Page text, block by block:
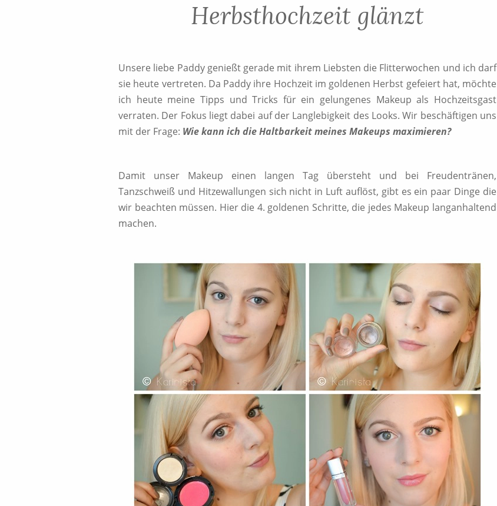
Herbsthochzeit glänzt
Unsere liebe Paddy genießt gerade mit ihrem Liebsten die Flitterwochen und ich darf
sie heute vertreten. Da Paddy ihre Hochzeit im goldenen Herbst gefeiert hat, möchte
ich heute meine Tipps und Tricks für ein gelungenes Makeup als Hochzeitsgast
verraten. Der Fokus liegt dabei auf der Langlebigkeit des Looks. Wir beschäftigen uns
mit der Frage: Wie kann ich die Haltbarkeit meines Makeups maximieren?
Damit unser Makeup einen langen Tag übersteht und bei Freudentränen,
Tanzschweiß und Hitzewallungen sich nicht in Luft auflöst, gibt es ein paar Dinge die
wir beachten müssen. Hier die 4. goldenen Schritte, die jedes Makeup langanhaltend
machen.